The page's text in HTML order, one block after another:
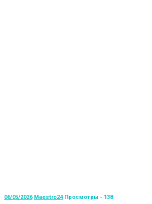
06/05/2026 Maestro24 Просмотры - 138